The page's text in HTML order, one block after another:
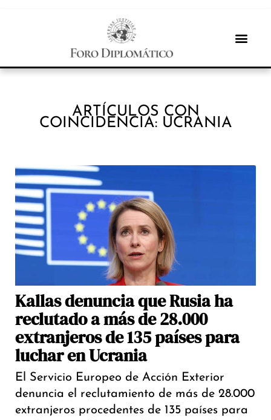
ARTÍCULOS CON
COINCIDENCIA: UCRANIA
Kallas denuncia que Rusia ha
reclutado a más de 28.000
extranjeros de 135 países para
luchar en Ucrania
El Servicio Europeo de Acción Exterior
denuncia el reclutamiento de más de 28.000
extranjeros procedentes de 135 países para